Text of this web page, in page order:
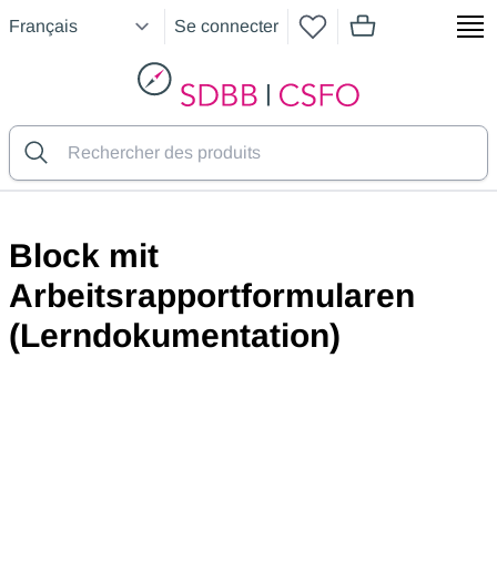
Se connecter
articles dans le
SDBB
Block mit
Arbeitsrapportformularen
(Lerndokumentation)